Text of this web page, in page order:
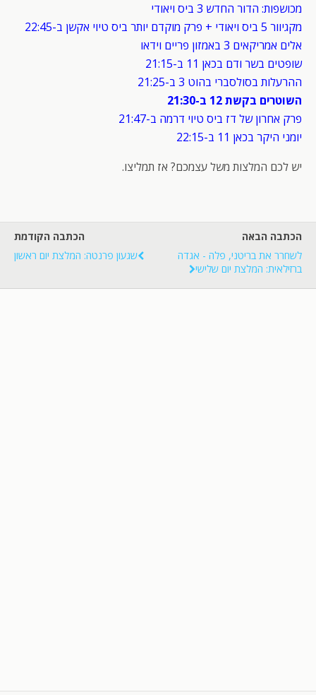
מכושפות: הדור החדש 3 ביס ויאודי
מקגיוור 5 ביס ויאודי + פרק מוקדם יותר ביס טיוי אקשן ב-22:45
אלים אמריקאים 3 באמזון פריים וידאו
שופטים בשר ודם בכאן 11 ב-21:15
ההרעלות בסולסברי בהוט 3 ב-21:25
השוטרים בקשת 12 ב-21:30
פרק אחרון של דז ביס טיוי דרמה ב-21:47
יומני היקר בכאן 11 ב-22:15
יש לכם המלצות משל עצמכם? אז תמליצו.
הכתבה הקודמת
שגעון פרנטה: המלצת יום ראשון
הכתבה הבאה
לשחרר את בריטני, פלה - אגדה
ברזילאית: המלצת יום שלישי